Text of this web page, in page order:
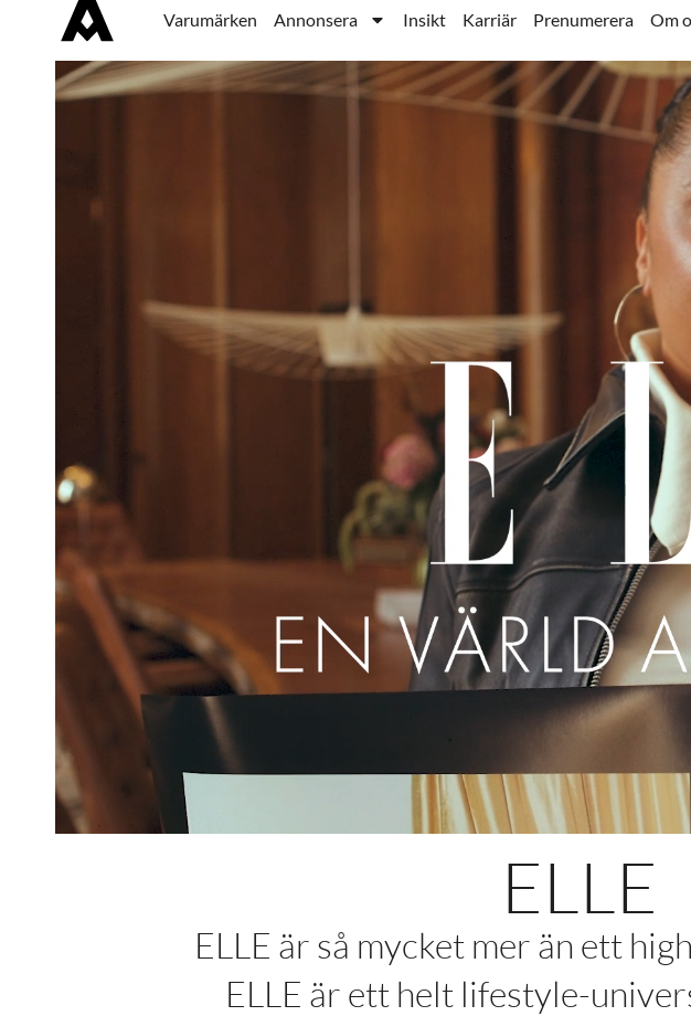
Varumärken Annonsera Insikt Karriär Prenumerera Om
ELLE
ELLE är så mycket mer än ett
ELLE är ett helt lifestyle-